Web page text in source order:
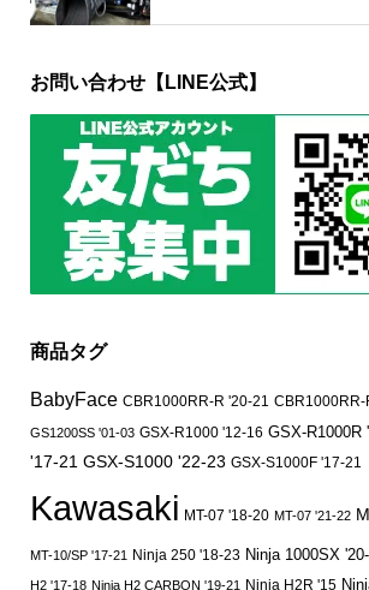
お問い合わせ【LINE公式】
商品タグ
BabyFace CBR1000RR-R '20-21 CBR1000RR-
GS1200SS '01-03 GSX-R1000 '12-16 GSX-R1000R
'17-21 GSX-S1000 '22-23 GSX-S1000F '17-21
Kawasaki MT-07 '18-20 MT-07 '21-22
MT-10/SP '17-21 Ninja 250 '18-23 Ninja 1000SX
H2 '17-18 Ninja H2 CARBON '19-21 Ninja H2R '15